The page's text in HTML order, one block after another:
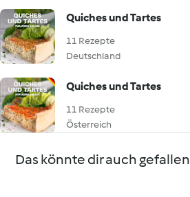
Quiches und Tartes
11 Rezepte
Deutschland
Quiches und Tartes
11 Rezepte
Österreich
Das könnte dir auch gefallen